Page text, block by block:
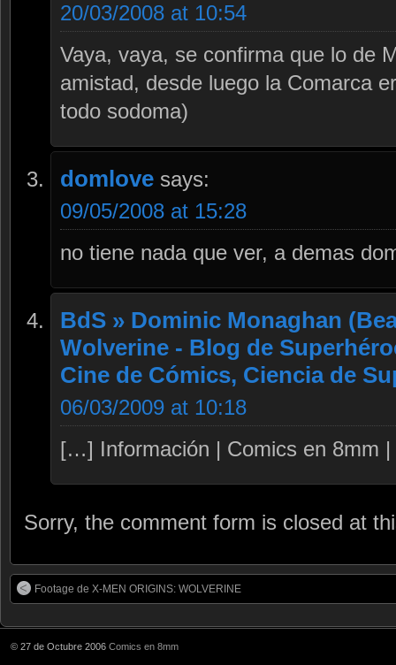
20/03/2008 at 10:54
Vaya, vaya, se confirma que lo de
amistad, desde luego la Comarca
todo sodoma)
domlove says:
09/05/2008 at 15:28
no tiene nada que ver, a demas
BdS » Dominic Monaghan
Wolverine - Blog de
Cine de Cómics, Ciencia de
06/03/2009 at 10:18
[…] Información | Comics en 8mm
Sorry, the comment form is closed at
Footage de X-MEN ORIGINS: WOLVERINE
© 27 de Octubre 2006 Comics en 8mm